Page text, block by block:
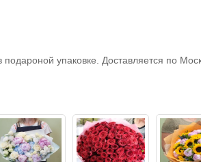
упаковке. Доставляется по